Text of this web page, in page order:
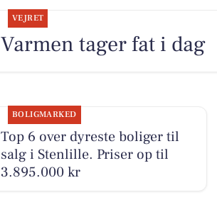
VEJRET
Varmen tager fat i dag
BOLIGMARKED
Top 6 over dyreste boliger til
salg i Stenlille. Priser op til
3.895.000 kr